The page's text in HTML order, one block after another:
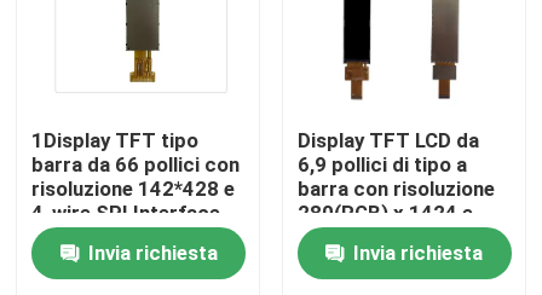
Casa
Prodotti
Video
1Display TFT tipo
barra da 66 pollici con
risoluzione 142*428 e
4-wire SPI Interface
Driving IC NV3007
Invia richiesta
Display TFT LCD da
6,9 pollici di tipo a
barra con risoluzione
280(RGB) x 1424 e
interfaccia MIPI per
uso industriale
Invia richiesta